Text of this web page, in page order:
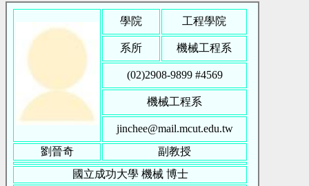
學院 工程學院
系所 機械工程系
(02)2908-9899 #4569
機械工程系
jinchee@mail.mcut.edu.tw
劉晉奇
副教授
國立成功大學 機械 博士